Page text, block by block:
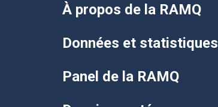
À propos de la RAMQ
Données et statistiques
Panel de la RAMQ